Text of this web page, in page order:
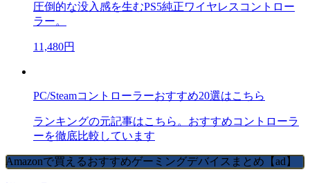
圧倒的な没入感を生むPS5純正ワイヤレスコントロー
ラー。
11,480円
PC/Steamコントローラーおすすめ20選はこちら
ランキングの元記事はこちら。おすすめコントローラ
ーを徹底比較しています
Amazonで買えるおすすめゲーミングデバイスまとめ【ad】